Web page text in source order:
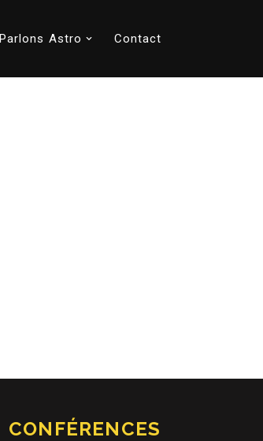
Parlons Astro Contact
CONFÉRENCES